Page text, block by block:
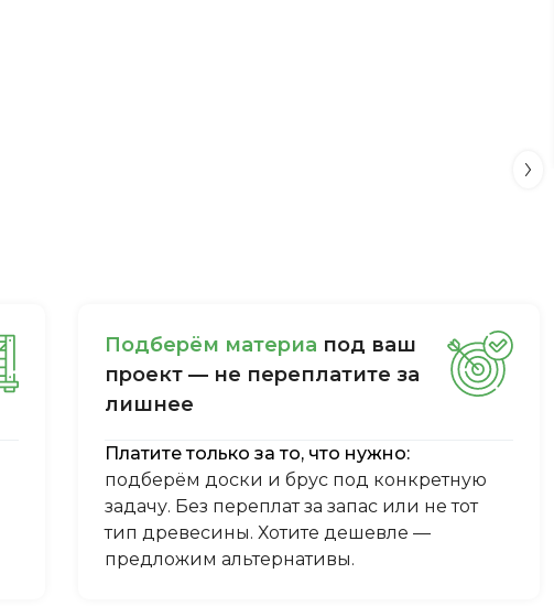
Пoдбepём мaтepиa пoд вaш
пpoeкт — нe пepeплaтитe зa
лишнee
Платите только за то, что нужно:
подберём доски и брус под конкретную
задачу. Без переплат за запас или не тот
тип древесины. Хотите дешевле —
предложим альтернативы.